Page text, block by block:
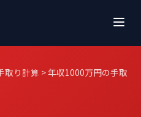
取り計算 > 年収1000万円の手取